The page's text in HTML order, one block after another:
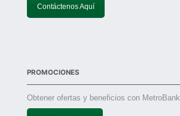
Contáctenos Aquí
PROMOCIONES
Obtener ofertas y beneficios con MetroBank